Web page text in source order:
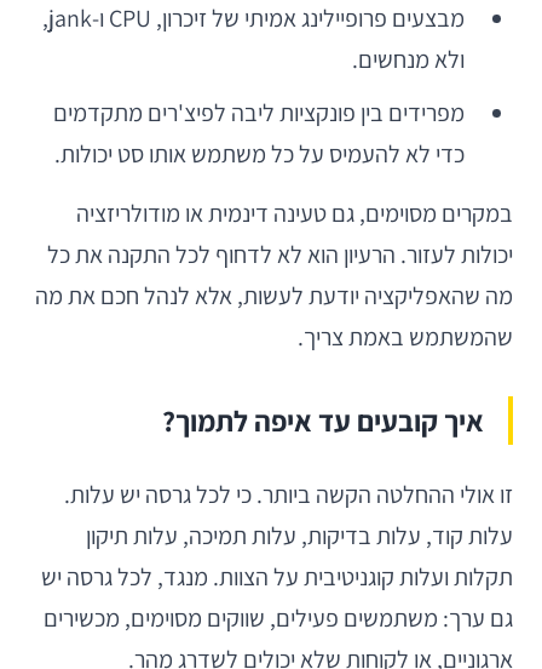
מבצעים פרופיילינג אמיתי של זיכרון, CPU ו-jank,
ולא מנחשים.
מפרידים בין פונקציות ליבה לפיצ'רים מתקדמים
כדי לא להעמיס על כל משתמש אותו סט יכולות.
במקרים מסוימים, גם טעינה דינמית או מודולריזציה
יכולות לעזור. הרעיון הוא לא לדחוף לכל התקנה את כל
מה שהאפליקציה יודעת לעשות, אלא לנהל חכם את מה
שהמשתמש באמת צריך.
איך קובעים עד איפה לתמוך?
זו אולי ההחלטה הקשה ביותר. כי לכל גרסה יש עלות.
עלות קוד, עלות בדיקות, עלות תמיכה, עלות תיקון
תקלות ועלות קוגניטיבית על הצוות. מנגד, לכל גרסה יש
גם ערך: משתמשים פעילים, שווקים מסוימים, מכשירים
ארגוניים, או לקוחות שלא יכולים לשדרג מהר.